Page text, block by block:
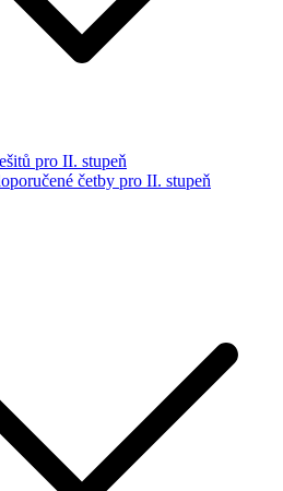
pro II. stupeň
četby pro II. stupeň